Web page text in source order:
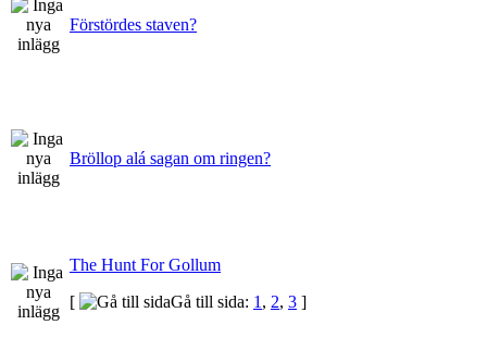
Förstördes staven?
Bröllop alá sagan om ringen?
The Hunt For Gollum
[
Gå till sida: 1 , 2, 3 ]